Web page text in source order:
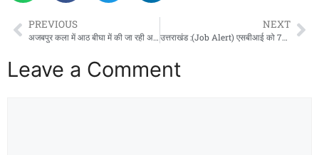
PREVIOUS
अजबपुर कला में आठ बीघा में की जा रही अवैध प्लॉटिंग पर चला एमडीडीए का बुलडोजर
NEXT
उत्तराखंड :(Job Alert) एसबीआई को 7150 अप्रेंटिस चाहिए
Leave a Comment